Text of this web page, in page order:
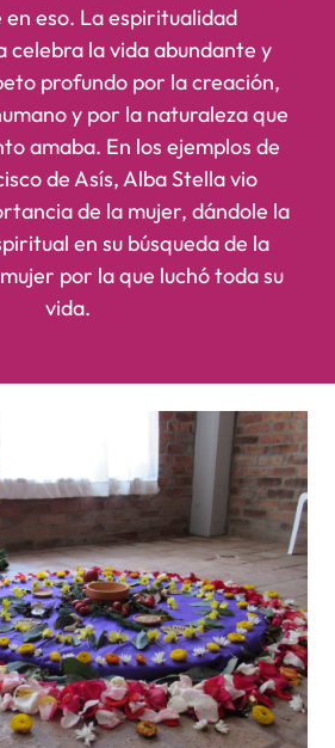
en eso. La espiritualidad
celebra la vida abundante y
profundo por la creación,
y por la naturaleza que
amaba. En los ejemplos de
de Asís, Alba Stella vio
de la mujer, dándole la
en su búsqueda de la
por la que luchó toda su
vida.